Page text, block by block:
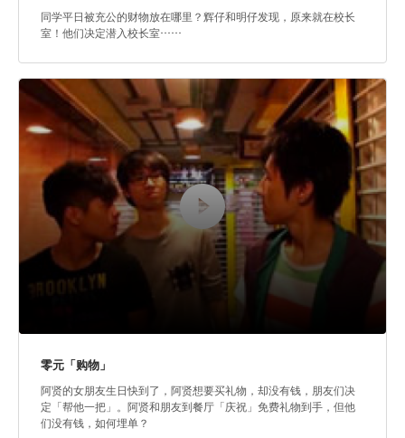
同学平日被充公的财物放在哪里？辉仔和明仔发现，原来就在校长
室！他们决定潜入校长室……
零元「购物」
阿贤的女朋友生日快到了，阿贤想要买礼物，却没有钱，朋友们决
定「帮他一把」。阿贤和朋友到餐厅「庆祝」免费礼物到手，但他
们没有钱，如何埋单？